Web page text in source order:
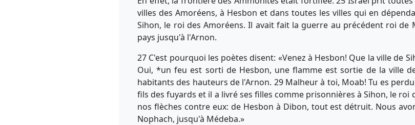
villes des Amoréens, à Hesbon et dans toutes les villes qui en
Sihon, le roi des Amoréens. Il avait fait la guerre au précédent roi de
pays jusqu'à l'Arnon.
27 C'est pourquoi les poètes disent: «Venez à Hesbon! Que la ville de
Oui, *un feu est sorti de Hesbon, une flamme est sortie de la ville
habitants des hauteurs de l'Arnon. 29 Malheur à toi, Moab! Tu es
fils des fuyards et il a livré ses filles comme prisonnières à Sihon, le roi
nos flèches contre eux: de Hesbon à Dibon, tout est détruit. Nous
Nophach, jusqu'à Médeba.»